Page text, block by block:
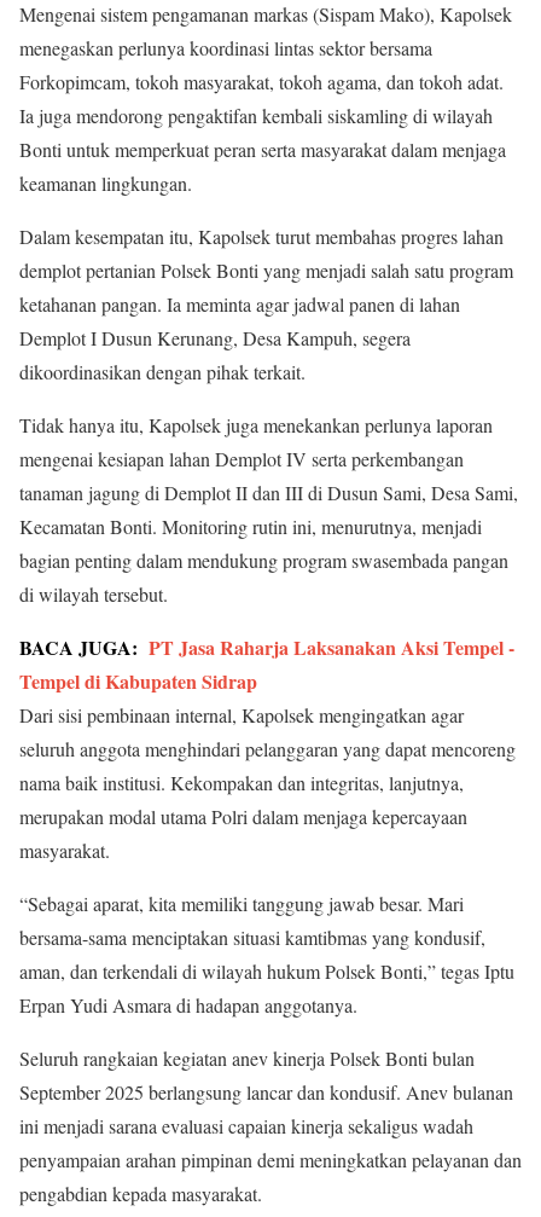
Mengenai sistem pengamanan markas (Sispam Mako), Kapolsek
menegaskan perlunya koordinasi lintas sektor bersama
Forkopimcam, tokoh masyarakat, tokoh agama, dan tokoh adat.
Ia juga mendorong pengaktifan kembali siskamling di wilayah
Bonti untuk memperkuat peran serta masyarakat dalam menjaga
keamanan lingkungan.
Dalam kesempatan itu, Kapolsek turut membahas progres lahan
demplot pertanian Polsek Bonti yang menjadi salah satu program
ketahanan pangan. Ia meminta agar jadwal panen di lahan
Demplot I Dusun Kerunang, Desa Kampuh, segera
dikoordinasikan dengan pihak terkait.
Tidak hanya itu, Kapolsek juga menekankan perlunya laporan
mengenai kesiapan lahan Demplot IV serta perkembangan
tanaman jagung di Demplot II dan III di Dusun Sami, Desa Sami,
Kecamatan Bonti. Monitoring rutin ini, menurutnya, menjadi
bagian penting dalam mendukung program swasembada pangan
di wilayah tersebut.
BACA JUGA: PT Jasa Raharja Laksanakan Aksi Tempel -
Tempel di Kabupaten Sidrap
Dari sisi pembinaan internal, Kapolsek mengingatkan agar
seluruh anggota menghindari pelanggaran yang dapat mencoreng
nama baik institusi. Kekompakan dan integritas, lanjutnya,
merupakan modal utama Polri dalam menjaga kepercayaan
masyarakat.
“Sebagai aparat, kita memiliki tanggung jawab besar. Mari
bersama-sama menciptakan situasi kamtibmas yang kondusif,
aman, dan terkendali di wilayah hukum Polsek Bonti,” tegas Iptu
Erpan Yudi Asmara di hadapan anggotanya.
Seluruh rangkaian kegiatan anev kinerja Polsek Bonti bulan
September 2025 berlangsung lancar dan kondusif. Anev bulanan
ini menjadi sarana evaluasi capaian kinerja sekaligus wadah
penyampaian arahan pimpinan demi meningkatkan pelayanan dan
pengabdian kepada masyarakat.